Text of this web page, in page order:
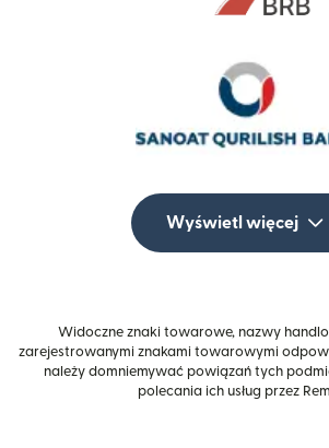
Wyświetl więcej
Widoczne znaki towarowe, nazwy
zarejestrowanymi znakami towarowymi
należy domniemywać powiązań tych
polecania ich usług przez